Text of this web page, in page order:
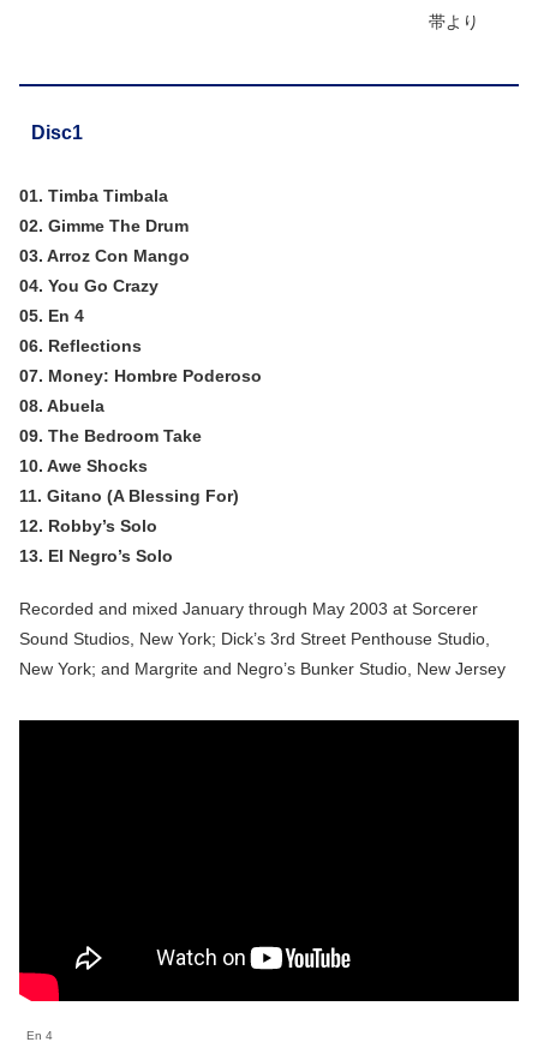
帯より
Disc1
01. Timba Timbala
02. Gimme The Drum
03. Arroz Con Mango
04. You Go Crazy
05. En 4
06. Reflections
07. Money: Hombre Poderoso
08. Abuela
09. The Bedroom Take
10. Awe Shocks
11. Gitano (A Blessing For)
12. Robby’s Solo
13. El Negro’s Solo
Recorded and mixed January through May 2003 at Sorcerer
Sound Studios, New York; Dick’s 3rd Street Penthouse Studio,
New York; and Margrite and Negro’s Bunker Studio, New Jersey
En 4